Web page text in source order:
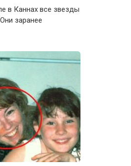
в Каннах все звезды
заранее